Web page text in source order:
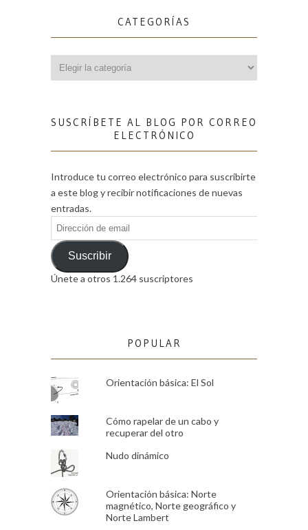
CATEGORÍAS
SUSCRÍBETE AL BLOG POR CORREO
ELECTRÓNICO
Introduce tu correo electrónico para suscribirte
a este blog y recibir notificaciones de nuevas
entradas.
Dirección
de
emailSuscribir
Únete a otros 1.264 suscriptores
POPULAR
Orientación básica: El Sol
Cómo rapelar de un cabo y
recuperar del otro
Nudo dinámico
Orientación básica: Norte
magnético, Norte geográfico y
Norte Lambert